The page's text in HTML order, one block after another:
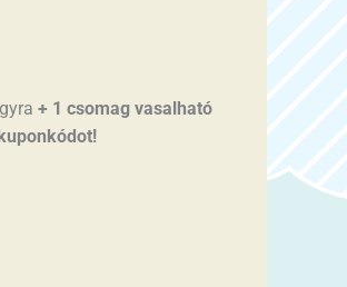
+ 1 csomag vasalható